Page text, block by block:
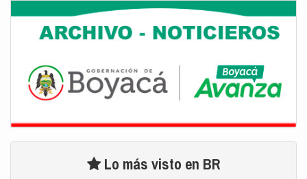
Lo más visto en BR